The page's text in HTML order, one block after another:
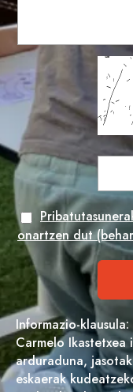
onartzen dut
Informazio-
Carmelo
arduraduna,
eskaerak